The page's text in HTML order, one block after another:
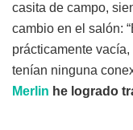
casita de campo,
cambio en el salón:
prácticamente
tenían ninguna
Merlin he logrado